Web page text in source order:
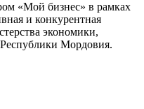
«Мой бизнес» в рамках
и конкурентная
экономики,
Мордовия.